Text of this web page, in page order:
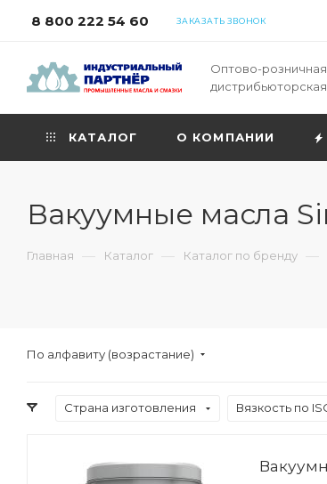
8 800 222 54 60 ЗАКАЗАТЬ ЗВОНОК
Оптово-розничная
КАТАЛОГ О КОМПАНИИ
Вакуумные масла
Главная — Каталог — Каталог по бренду —
По алфавиту (возрастание)
Страна изготовления Вязкость по